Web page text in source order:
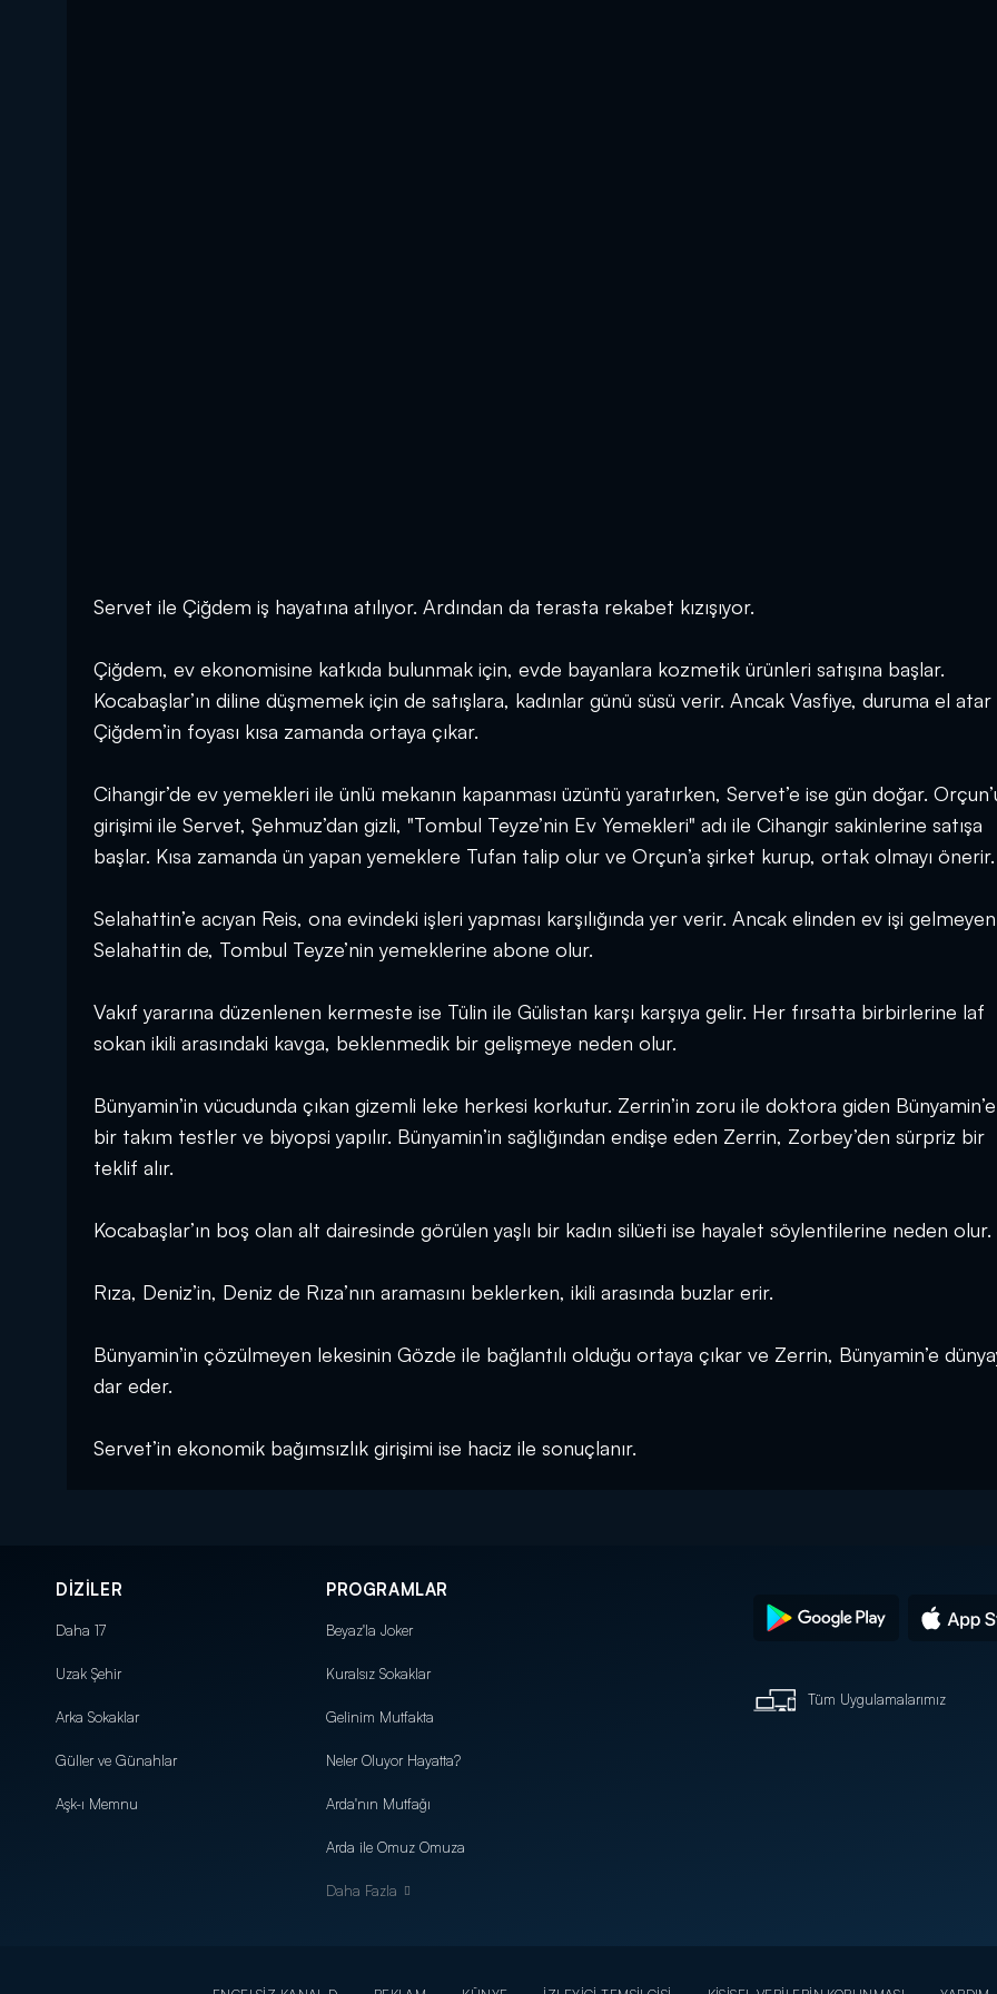
Servet ile Çiğdem iş hayatına atılıyor. Ardından da terasta rekabet kızışıyor.
Çiğdem, ev ekonomisine katkıda bulunmak için, evde bayanlara kozmetik ürünleri satışına başlar.
Kocabaşlar’ın diline düşmemek için de satışlara, kadınlar günü süsü verir. Ancak Vasfiye, duruma el
Çiğdem’in foyası kısa zamanda ortaya çıkar.
Cihangir’de ev yemekleri ile ünlü mekanın kapanması üzüntü yaratırken, Servet’e ise gün doğar.
girişimi ile Servet, Şehmuz’dan gizli, "Tombul Teyze’nin Ev Yemekleri" adı ile Cihangir sakinlerine satışa
başlar. Kısa zamanda ün yapan yemeklere Tufan talip olur ve Orçun’a şirket kurup, ortak olmayı önerir.
Selahattin’e acıyan Reis, ona evindeki işleri yapması karşılığında yer verir. Ancak elinden ev işi gelmeyen
Selahattin de, Tombul Teyze’nin yemeklerine abone olur.
Vakıf yararına düzenlenen kermeste ise Tülin ile Gülistan karşı karşıya gelir. Her fırsatta birbirlerine laf
sokan ikili arasındaki kavga, beklenmedik bir gelişmeye neden olur.
Bünyamin’in vücudunda çıkan gizemli leke herkesi korkutur. Zerrin’in zoru ile doktora giden Bünyamin’e
bir takım testler ve biyopsi yapılır. Bünyamin’in sağlığından endişe eden Zerrin, Zorbey’den sürpriz bir
teklif alır.
Kocabaşlar’ın boş olan alt dairesinde görülen yaşlı bir kadın silüeti ise hayalet söylentilerine neden olur.
Rıza, Deniz’in, Deniz de Rıza’nın aramasını beklerken, ikili arasında buzlar erir.
Bünyamin’in çözülmeyen lekesinin Gözde ile bağlantılı olduğu ortaya çıkar ve Zerrin, Bünyamin’e
dar eder.
Servet’in ekonomik bağımsızlık girişimi ise haciz ile sonuçlanır.
DİZİLER
Daha 17
Uzak Şehir
Arka Sokaklar
Güller ve Günahlar
Aşk-ı Memnu
PROGRAMLAR
Beyaz'la Joker
Kuralsız Sokaklar
Gelinim Mutfakta
Neler Oluyor Hayatta?
Arda'nın Mutfağı
Arda ile Omuz Omuza
Daha Fazla
Tüm Uygulamalarımız